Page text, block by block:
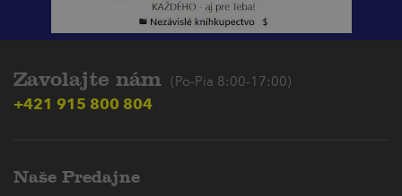
Zavolajte nám (Po-Pia 8:00-17:00)
+421 915 800 804
Naše Predajne